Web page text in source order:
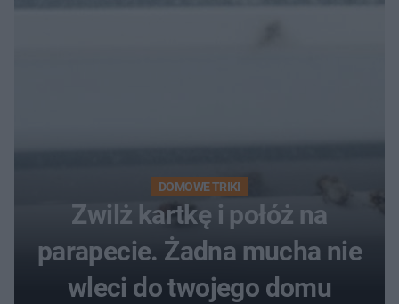
DOMOWE TRIKI
Zwilż kartkę i połóż na
parapecie. Żadna mucha nie
wleci do twojego domu